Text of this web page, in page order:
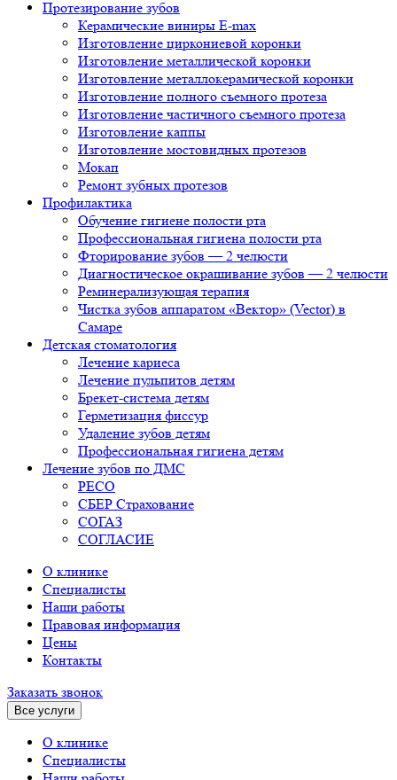
Протезирование зубов
Керамические виниры E-max
Изготовление циркониевой коронки
Изготовление металлической коронки
Изготовление металлокерамической коронки
Изготовление полного съемного протеза
Изготовление частичного съемного протеза
Изготовление каппы
Изготовление мостовидных протезов
Мокап
Ремонт зубных протезов
Профилактика
Обучение гигиене полости рта
Профессиональная гигиена полости рта
Фторирование зубов — 2 челюсти
Диагностическое окрашивание зубов — 2 челюсти
Реминерализующая терапия
Чистка зубов аппаратом «Вектор» (Vector) в
Самаре
Детская стоматология
Лечение кариеса
Лечение пульпитов детям
Брекет-система детям
Герметизация фиссур
Удаление зубов детям
Профессиональная гигиена детям
Лечение зубов по ДМС
РЕСО
СБЕР Страхование
СОГАЗ
СОГЛАСИЕ
О клинике
Специалисты
Наши работы
Правовая информация
Цены
Контакты
Заказать звонок
Все услуги
О клинике
Специалисты